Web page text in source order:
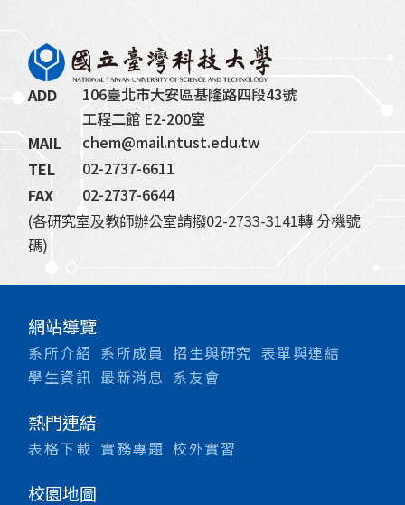
ADD
106臺北市大安區基隆路四段43號
工程二館 E2-200室
MAIL
chem@mail.ntust.edu.tw
TEL
02-2737-6611
FAX
02-2737-6644
(各研究室及教師辦公室請撥02-2733-3141轉 分機號
碼)
網站導覽
系所介紹 系所成員 招生與研究 表單與連結
學生資訊 最新消息 系友會
熱門連結
表格下載 實務專題 校外實習
校園地圖